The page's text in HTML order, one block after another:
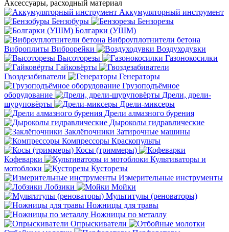
Аксессуары, расходный материал
Аккумуляторный инструмент
Бензобуры
Бензорезы
Болгарки (УШМ)
Виброуплотнители бетона
Виброплиты Виброрейки
Воздуходувки
Высоторезы
Газонокосилки
Гайковёрты
Гвоздезабиватели
Генераторы
Грузоподъёмное
оборудование
Дрели, дрели-
шуруповёрты
Дрели-миксеры
Дрели алмазного бурения
Дыроколы гидравлические
Заклёпочники Затирочные машины
Компрессоры Краскопульты
Косы (триммеры)
Кофеварки
Культиваторы и
мотоблоки
Кусторезы
Измерительные инструменты
Лобзики
Мойки
Мультитулы (реноваторы)
Ножницы для травы
Ножницы по металлу
Опрыскиватели